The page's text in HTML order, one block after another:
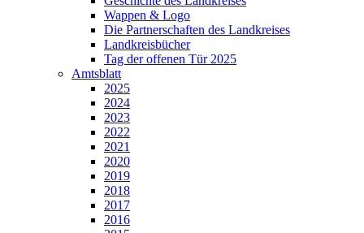
Wappen & Logo
Die Partnerschaften des Landkreises
Landkreisbücher
Tag der offenen Tür 2025
Amtsblatt
2025
2024
2023
2022
2021
2020
2019
2018
2017
2016